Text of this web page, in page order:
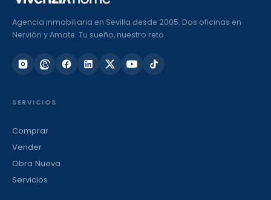
Agencia inmobiliaria en Sevilla desde 2005. Dos oficinas en
Nervión y Amate. Tu sueño, nuestro reto.
SERVICIOS
Comprar
Vender
Obra Nueva
Servicios